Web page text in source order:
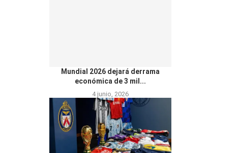
Mundial 2026 dejará derrama
económica de 3 mil...
4 junio, 2026